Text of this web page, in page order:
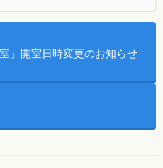
」開室日時変更のお知らせ